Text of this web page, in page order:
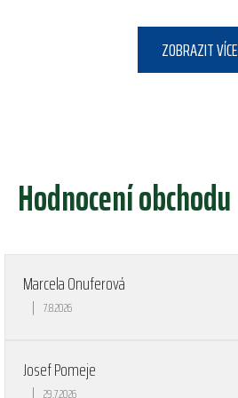
ZOBRAZIT VÍCE
Hodnocení obchodu
Marcela Onuferová
Hodnocení obchodu je 5 z 5 hvězdiček.
| 7.8.2026
Josef Pomeje
29.7.2026